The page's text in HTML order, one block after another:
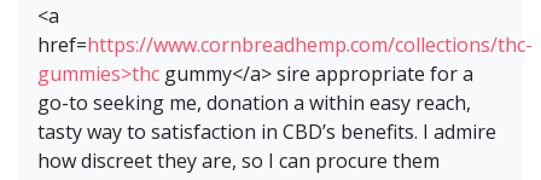
<a
href=https://www.cornbreadhemp.com/collections/thc-
gummies>thc gummy</a> sire appropriate for a
go-to seeking me, donation a within easy reach,
tasty way to satisfaction in CBD’s benefits. I admire
how discreet they are, so I can procure them